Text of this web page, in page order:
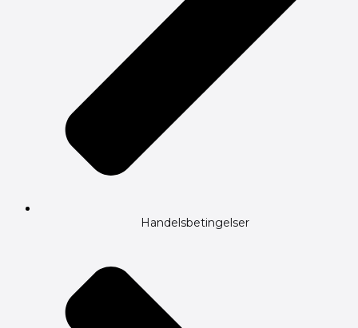
Handelsbetingelser